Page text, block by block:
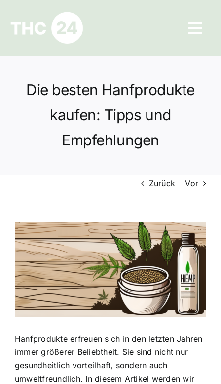
springen
Ratgeber
Hilfe und Kontakt
Datenschutz
Die besten Hanfprodukte
kaufen: Tipps und
Empfehlungen
Zurück Vor
Zeige
grösseres
Bild
Hanfprodukte erfreuen sich in den letzten Jahren
immer größerer Beliebtheit. Sie sind nicht nur
gesundheitlich vorteilhaft, sondern auch
umweltfreundlich. In diesem Artikel werden wir